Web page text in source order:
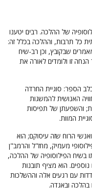
של ההלכה. רבים יטענו
כל תרבות, וההלכה בכלל זה:
שבקובץ, וכן רב-שיח
זו ולומדים לאורה את
הספר: סוגיית החרדה
האנושית להמשגות
והשפעתן של תפיסות
המוות.
הרוח שזה עיסוקם; הוא
מעמיק, מחז"ל והרמב"ן
בשיח הפילוסופיה של ההלכה,
הוא מציף תובנות
עם רגעים אלה וההשלכות
בהלכה ובאגדה.